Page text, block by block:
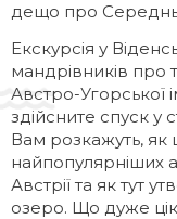
дещо про
Екскурсія у
мандрівників про
Австро-Угорської
здійсните спуск у
Вам розкажуть, як
найпопулярніших
Австрії та як тут
озеро. Що дуже